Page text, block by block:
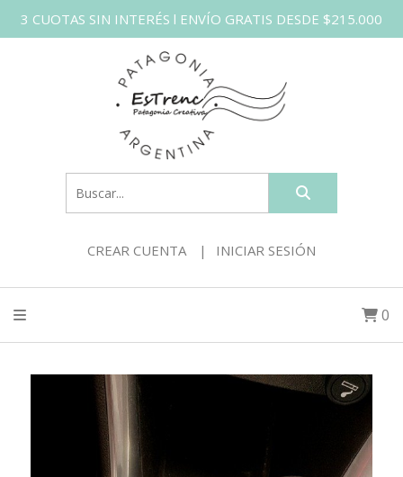
3 CUOTAS SIN INTERÉS l ENVÍO GRATIS DESDE $215.000
CREAR CUENTA INICIAR SESIÓN
0